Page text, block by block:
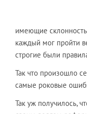
имеющие
каждый мог пройти
строгие были
Так что произошло
самые роковые
Так уж получилось,